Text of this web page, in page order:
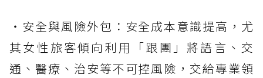
・安全與風險外包：安全成本意識提高，尤
其女性旅客傾向利用「跟團」將語言、交
通、醫療、治安等不可控風險，交給專業領